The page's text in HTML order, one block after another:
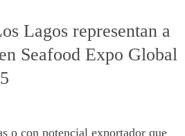
Lagos representan a
Seafood Expo Global
o con potencial exportador que